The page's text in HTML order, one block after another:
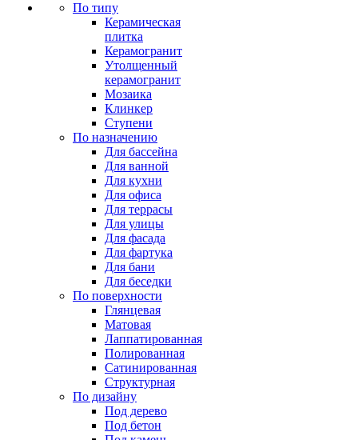
По типу
Керамическая
плитка
Керамогранит
Утолщенный
керамогранит
Мозаика
Клинкер
Ступени
По назначению
Для бассейна
Для ванной
Для кухни
Для офиса
Для террасы
Для улицы
Для фасада
Для фартука
Для бани
Для беседки
По поверхности
Глянцевая
Матовая
Лаппатированная
Полированная
Сатинированная
Структурная
По дизайну
Под дерево
Под бетон